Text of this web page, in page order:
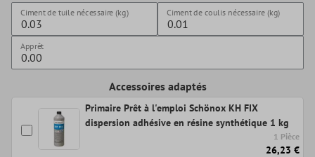
Ciment de tuile nécessaire (kg) Ciment de coulis nécessaire (kg)
Apprêt
Accessoires adaptés
Primaire Prêt à l'emploi Schönox KH FIX
dispersion adhésive en résine synthétique 1 kg
1 Pièce
26,23 €